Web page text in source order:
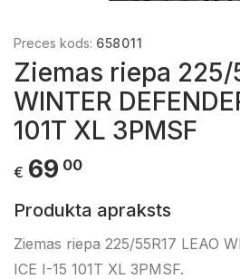
Preces kods: 658011
Ziemas riepa 225/
WINTER
101T XL 3PMSF
€ 69 00
Produkta apraksts
Ziemas riepa 225/55R17 LEAO
ICE I-15 101T XL 3PMSF.